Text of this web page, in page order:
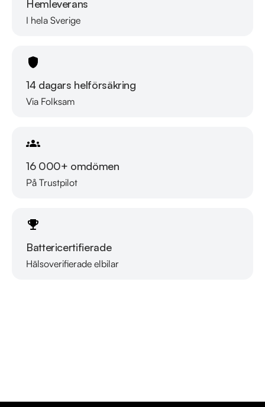
Hemleverans
I hela Sverige
14 dagars helförsäkring
Via Folksam
16 000+ omdömen
På Trustpilot
Battericertifierade
Hälsoverifierade elbilar
Läs mer om oss